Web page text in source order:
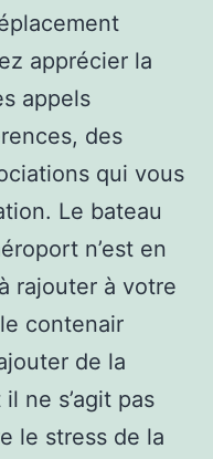
apprécier la
appels
des
qui vous
Le bateau
n’est en
rajouter à votre
contenair
de la
ne s’agit pas
le stress de la